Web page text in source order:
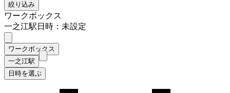
絞り込み
ワークボックス
一之江駅日時：未設定
ワークボックス
一之江駅
日時を選ぶ